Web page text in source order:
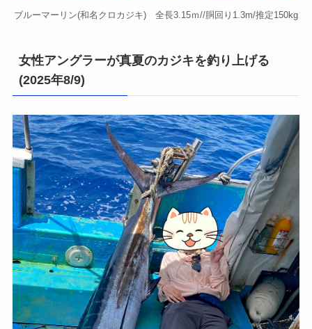
ブルーマーリン(和名クロカジキ) 全長3.15ｍ//胴回り1.3m/推定150kg
女性アングラーが真夏のカジキを釣り上げる
(2025年8/9)